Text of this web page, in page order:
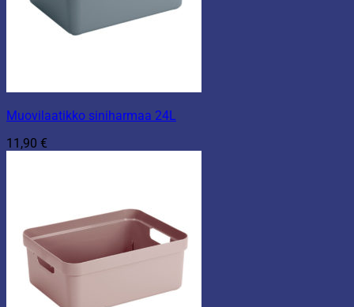
Muovilaatikko siniharmaa 24L
11,90 €